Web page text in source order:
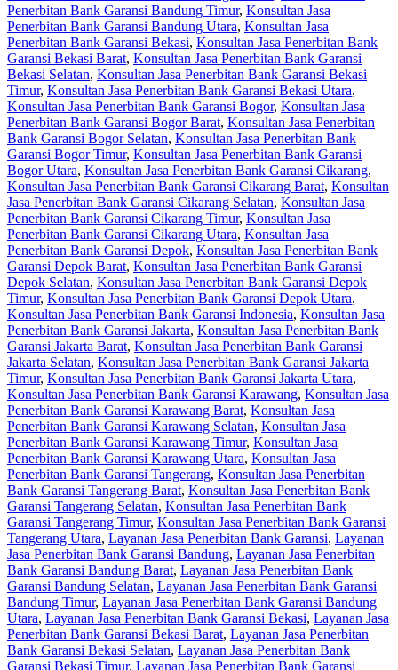
Penerbitan Bank Garansi Bandung Timur, Konsultan Jasa
Penerbitan Bank Garansi Bandung Utara, Konsultan Jasa
Penerbitan Bank Garansi Bekasi, Konsultan Jasa Penerbitan Bank
Garansi Bekasi Barat, Konsultan Jasa Penerbitan Bank Garansi
Bekasi Selatan, Konsultan Jasa Penerbitan Bank Garansi Bekasi
Timur, Konsultan Jasa Penerbitan Bank Garansi Bekasi Utara,
Konsultan Jasa Penerbitan Bank Garansi Bogor, Konsultan Jasa
Penerbitan Bank Garansi Bogor Barat, Konsultan Jasa Penerbitan
Bank Garansi Bogor Selatan, Konsultan Jasa Penerbitan Bank
Garansi Bogor Timur, Konsultan Jasa Penerbitan Bank Garansi
Bogor Utara, Konsultan Jasa Penerbitan Bank Garansi Cikarang,
Konsultan Jasa Penerbitan Bank Garansi Cikarang Barat, Konsultan
Jasa Penerbitan Bank Garansi Cikarang Selatan, Konsultan Jasa
Penerbitan Bank Garansi Cikarang Timur, Konsultan Jasa
Penerbitan Bank Garansi Cikarang Utara, Konsultan Jasa
Penerbitan Bank Garansi Depok, Konsultan Jasa Penerbitan Bank
Garansi Depok Barat, Konsultan Jasa Penerbitan Bank Garansi
Depok Selatan, Konsultan Jasa Penerbitan Bank Garansi Depok
Timur, Konsultan Jasa Penerbitan Bank Garansi Depok Utara,
Konsultan Jasa Penerbitan Bank Garansi Indonesia, Konsultan Jasa
Penerbitan Bank Garansi Jakarta, Konsultan Jasa Penerbitan Bank
Garansi Jakarta Barat, Konsultan Jasa Penerbitan Bank Garansi
Jakarta Selatan, Konsultan Jasa Penerbitan Bank Garansi Jakarta
Timur, Konsultan Jasa Penerbitan Bank Garansi Jakarta Utara,
Konsultan Jasa Penerbitan Bank Garansi Karawang, Konsultan Jasa
Penerbitan Bank Garansi Karawang Barat, Konsultan Jasa
Penerbitan Bank Garansi Karawang Selatan, Konsultan Jasa
Penerbitan Bank Garansi Karawang Timur, Konsultan Jasa
Penerbitan Bank Garansi Karawang Utara, Konsultan Jasa
Penerbitan Bank Garansi Tangerang, Konsultan Jasa Penerbitan
Bank Garansi Tangerang Barat, Konsultan Jasa Penerbitan Bank
Garansi Tangerang Selatan, Konsultan Jasa Penerbitan Bank
Garansi Tangerang Timur, Konsultan Jasa Penerbitan Bank Garansi
Tangerang Utara, Layanan Jasa Penerbitan Bank Garansi, Layanan
Jasa Penerbitan Bank Garansi Bandung, Layanan Jasa Penerbitan
Bank Garansi Bandung Barat, Layanan Jasa Penerbitan Bank
Garansi Bandung Selatan, Layanan Jasa Penerbitan Bank Garansi
Bandung Timur, Layanan Jasa Penerbitan Bank Garansi Bandung
Utara, Layanan Jasa Penerbitan Bank Garansi Bekasi, Layanan Jasa
Penerbitan Bank Garansi Bekasi Barat, Layanan Jasa Penerbitan
Bank Garansi Bekasi Selatan, Layanan Jasa Penerbitan Bank
Garansi Bekasi Timur, Layanan Jasa Penerbitan Bank Garansi